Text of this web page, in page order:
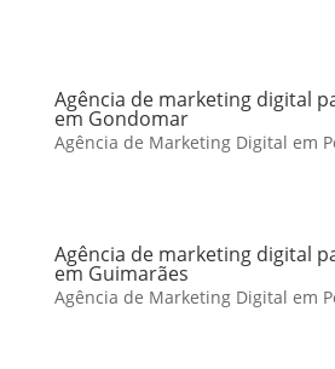
Agência de marketing digital
em Gondomar
Agência de Marketing Digital em
Agência de marketing digital
em Guimarães
Agência de Marketing Digital em